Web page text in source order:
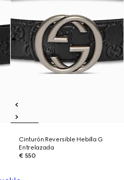
Cinturón Reversible Hebilla G
Entrelazada
€ 550